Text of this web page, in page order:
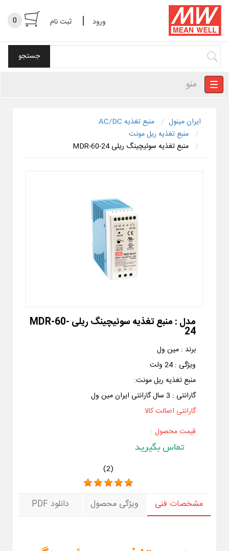
ورود | ثبت نام 0
منو
ایران مینول
منبع تغذیه AC/DC
منبع تغذیه ریل مونت
منبع تغذیه سوئیچینگ ریلی MDR-60-24
مدل : منبع تغذیه سوئیچینگ ریلی MDR-60-
24
برند : مین ول
ویژگی :24 ولت
منبع تغذیه ریل مونت:
گارانتی : 3 سال گارانتی ایران مین ول
گارانتی اصالت کالا
قیمت محصول :
(
2
)
مشخصات فنی ویژگی محصول دانلود PDF